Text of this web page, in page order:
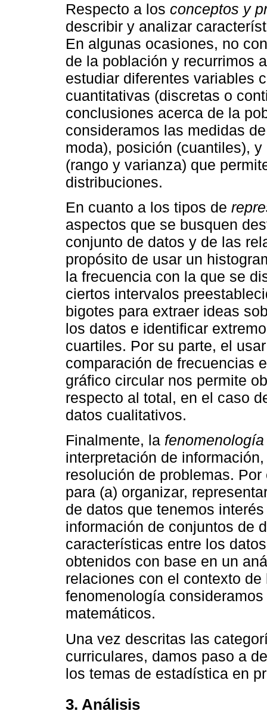
Respecto a los conceptos y
describir y analizar
En algunas ocasiones, no
de la población y recurrimos
estudiar diferentes variables
cuantitativas (discretas o
conclusiones acerca de la
consideramos las medidas
moda), posición (cuantiles),
(rango y varianza) que
distribuciones.
En cuanto a los tipos de
aspectos que se busquen
conjunto de datos y de las
propósito de usar un
la frecuencia con la que se
ciertos intervalos
bigotes para extraer ideas
los datos e identificar
cuartiles. Por su parte, el
comparación de frecuencias
gráfico circular nos permite
respecto al total, en el caso
datos cualitativos.
Finalmente, la fenomenología
interpretación de
resolución de problemas.
para (a) organizar,
de datos que tenemos
información de conjuntos de
características entre los
obtenidos con base en un
relaciones con el contexto
fenomenología
matemáticos.
Una vez descritas las
curriculares, damos paso a
los temas de estadística en
3. Análisis